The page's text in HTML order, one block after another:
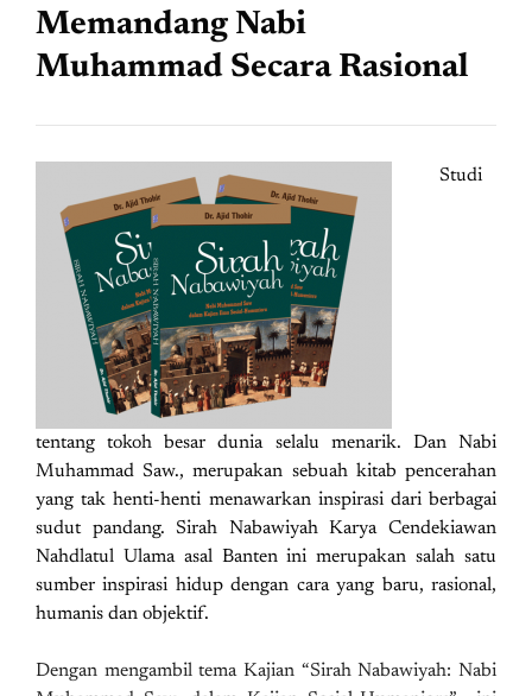
Memandang Nabi
Muhammad Secara Rasional
Studi
tentang tokoh besar dunia selalu menarik. Dan Nabi
Muhammad Saw., merupakan sebuah kitab pencerahan
yang tak henti-henti menawarkan inspirasi dari berbagai
sudut pandang. Sirah Nabawiyah Karya Cendekiawan
Nahdlatul Ulama asal Banten ini merupakan salah satu
sumber inspirasi hidup dengan cara yang baru, rasional,
humanis dan objektif.
Dengan mengambil tema Kajian “Sirah Nabawiyah: Nabi